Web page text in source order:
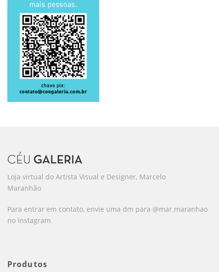
Loja virtual do Artista Visual e Designer, Marcelo
Maranhão
Para entrar em contato, envie uma dm para @mar.maranhao
no Instagram
Produtos